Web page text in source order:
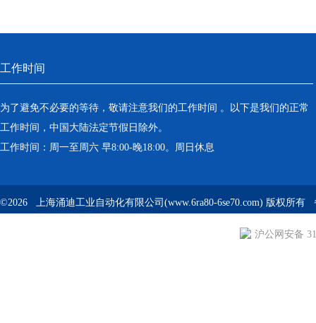
工作时间
为了避免不必要的等待，敬请注意我们的工作时间 。以下是我们的正常
工作时间，中国大陆法定节假日除外。
工作时间：周一至周六 早8:00-晚18:00。周日休息
©2026 上海涌迪工业自动化有限公司(www.6ra80-6se70.com) 版权所有
沪公网安备